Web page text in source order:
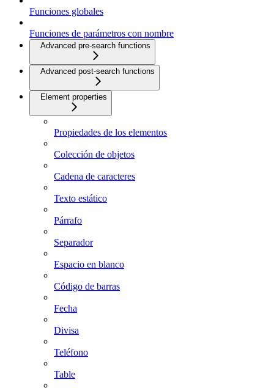
Funciones globales
Funciones de parámetros con nombre
Advanced pre-search functions
Advanced post-search functions
Element properties
Propiedades de los elementos
Colección de objetos
Cadena de caracteres
Texto estático
Párrafo
Separador
Espacio en blanco
Código de barras
Fecha
Divisa
Teléfono
Table